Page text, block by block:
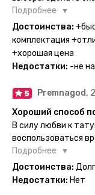
Поэтому everink
только тату
отметить, что у
доставки, что
тату. Посылка была
конверт, внутри
дизайнерским
упакованные в
инструкция по
нанесла одну из
понятно
картинка с
держаться дольше
рекомендую, буду
Подробнее
Достоинства:
комплектация
+хорошая цена
Недостатки: -не
Premnagod,
Хороший способ
В силу любви к
воспользоваться
хочется набивать
смысла набивать
временные
Подробнее
Достоинства:
Недостатки: Нет